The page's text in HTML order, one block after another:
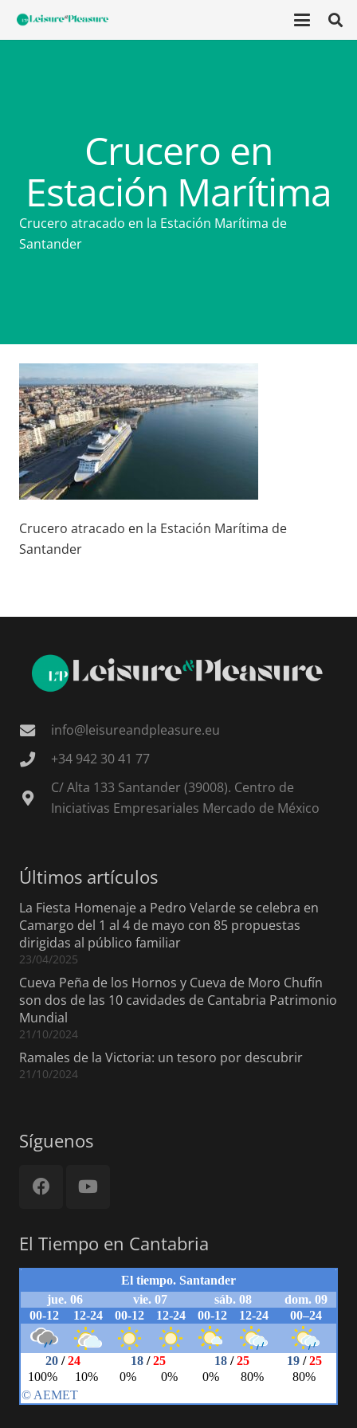
Crucero en
Estación Marítima
Crucero atracado en la Estación Marítima de
Santander
Crucero atracado en la Estación Marítima de
Santander
info@leisureandpleasure.eu
+34 942 30 41 77
C/ Alta 133 Santander (39008). Centro de
Iniciativas Empresariales Mercado de México
Últimos artículos
La Fiesta Homenaje a Pedro Velarde se celebra en
Camargo del 1 al 4 de mayo con 85 propuestas
dirigidas al público familiar
23/04/2025
Cueva Peña de los Hornos y Cueva de Moro Chufín
son dos de las 10 cavidades de Cantabria Patrimonio
Mundial
21/10/2024
Ramales de la Victoria: un tesoro por descubrir
21/10/2024
Síguenos
El Tiempo en Cantabria